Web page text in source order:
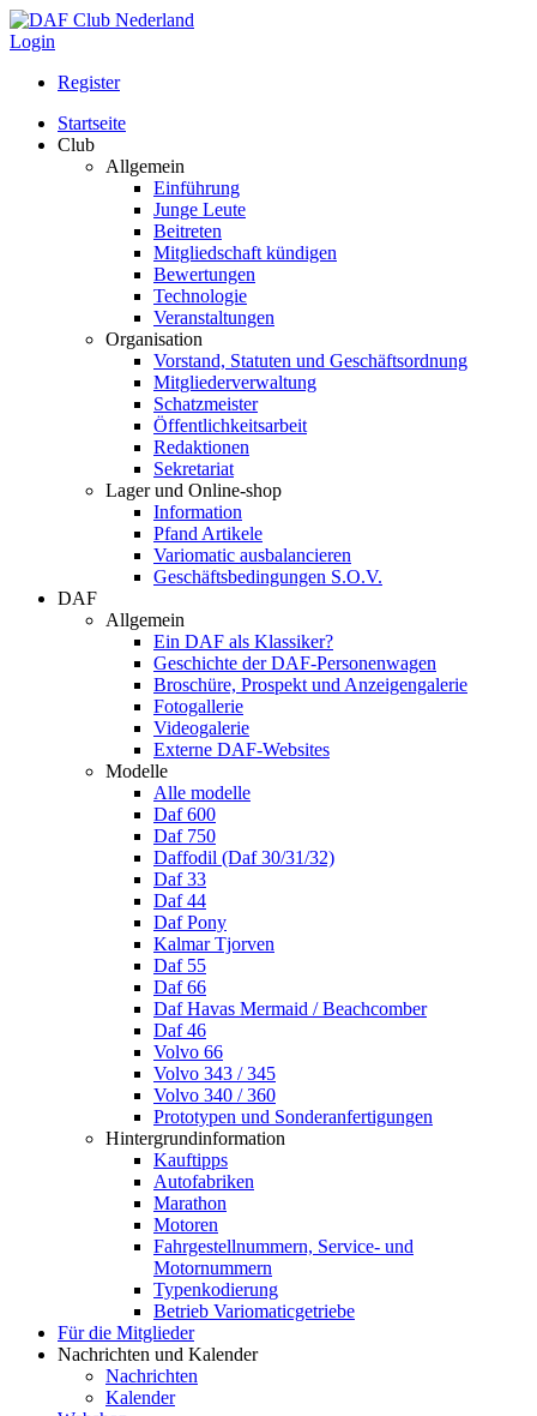
Login
Register
Startseite
Club
Allgemein
Einführung
Junge Leute
Beitreten
Mitgliedschaft kündigen
Bewertungen
Technologie
Veranstaltungen
Organisation
Vorstand, Statuten und Geschäftsordnung
Mitgliederverwaltung
Schatzmeister
Öffentlichkeitsarbeit
Redaktionen
Sekretariat
Lager und Online-shop
Information
Pfand Artikele
Variomatic ausbalancieren
Geschäftsbedingungen S.O.V.
DAF
Allgemein
Ein DAF als Klassiker?
Geschichte der DAF-Personenwagen
Broschüre, Prospekt und Anzeigengalerie
Fotogallerie
Videogalerie
Externe DAF-Websites
Modelle
Alle modelle
Daf 600
Daf 750
Daffodil (Daf 30/31/32)
Daf 33
Daf 44
Daf Pony
Kalmar Tjorven
Daf 55
Daf 66
Daf Havas Mermaid / Beachcomber
Daf 46
Volvo 66
Volvo 343 / 345
Volvo 340 / 360
Prototypen und Sonderanfertigungen
Hintergrundinformation
Kauftipps
Autofabriken
Marathon
Motoren
Fahrgestellnummern, Service- und
Motornummern
Typenkodierung
Betrieb Variomaticgetriebe
Für die Mitglieder
Nachrichten und Kalender
Nachrichten
Kalender